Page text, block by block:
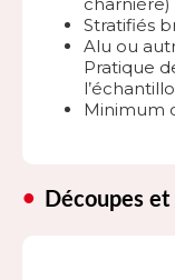
Stratifiés
Alu ou
Pratique
Minimum
Découpes